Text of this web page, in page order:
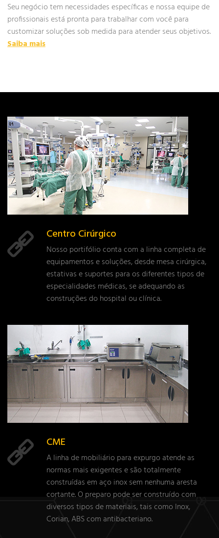
Seu negócio tem necessidades específicas e nossa equipe de
profissionais está pronta para trabalhar com você para
customizar soluções sob medida para atender seus objetivos.
Saiba mais
Centro Cirúrgico
Nosso portifólio conta com a linha completa de
equipamentos e soluções, desde mesa cirúrgica,
estativas e suportes para os diferentes tipos de
especialidades médicas, se adequando as
construções do hospital ou clínica.
CME
A linha de mobiliário para expurgo atende as
normas mais exigentes e são totalmente
construídas em aço inox sem nenhuma aresta
cortante. O preparo pode ser construído com
diversos tipos de materiais, tais como Inox,
Corian, ABS com antibacteriano.